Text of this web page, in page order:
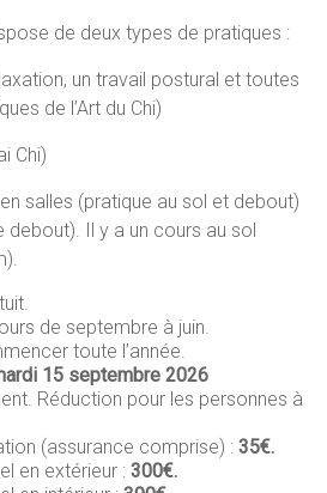
de deux types de pratiques :
un travail postural et toutes
de l’Art du Chi)
Chi)
salles (pratique au sol et debout)
debout). Il y a un cours au sol
de septembre à juin.
toute l’année.
15 septembre 2026
Réduction pour les personnes à
(assurance comprise) :35€.
en extérieur :300€.